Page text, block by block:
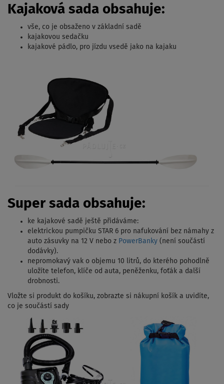
Kajaková sada obsahuje:
vše, co je obsaženo v základní sadě
kajakovou sedačku
kajakové pádlo, pro jízdu vsedě jako na kajaku
Super sada obsahuje:
ke kajakové sadě ještě přidáváme:
elektrickou pumpičku STAR 6 pro nafukování bez námahy z
auto zásuvky na 12 V nebo z PowerBanky (není součástí
dodávky).
nepromokavý vak o objemu 10 litrů, do kterého pohodlně
uložíte telefon, klíče od auta, peněženku, foťák a další
drobnosti.
Vložte si produkt do košíku, zobrazte si nákupní košík a uvidíte,
co je součástí sady